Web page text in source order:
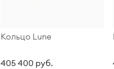
Кольцо Lune
405 400 руб.